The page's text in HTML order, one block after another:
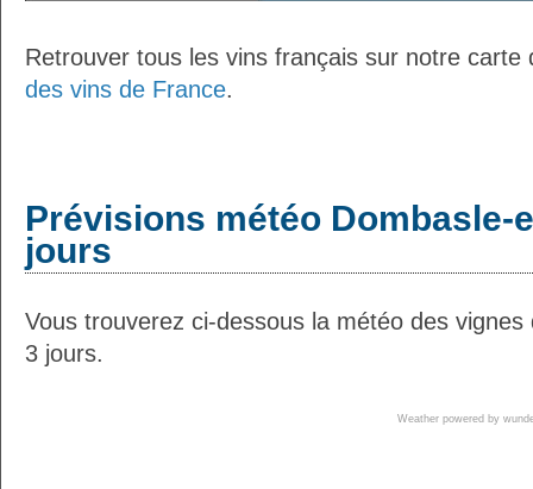
Retrouver tous les vins français sur notre
des vins de France.
Prévisions météo Dombasle-
jours
Vous trouverez ci-dessous la météo des
3 jours.
Weather powered by